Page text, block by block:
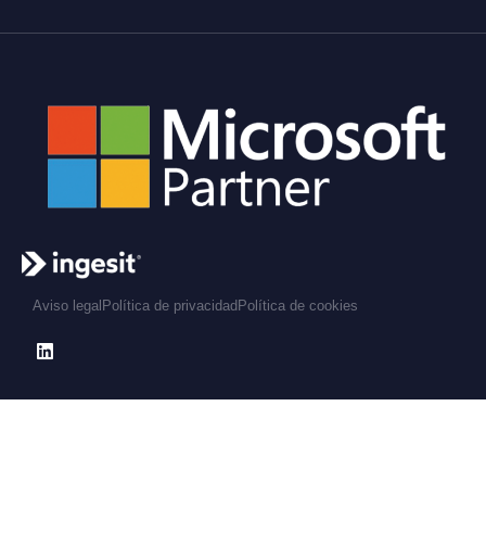
Aviso legal Política de privacidad Política de cookies